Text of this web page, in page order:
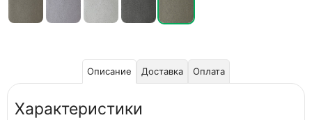
Описание Доставка Оплата
Характеристики